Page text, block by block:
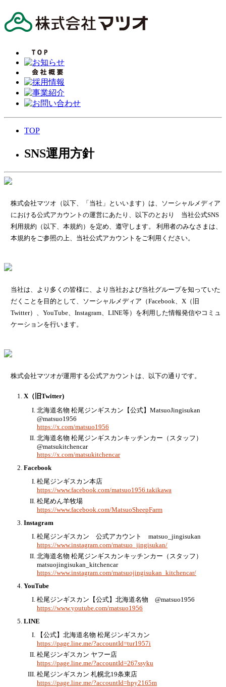
TOP
SNS運用方針
株式会社マツオ（以下、「当社」といいます）は、ソーシャルメディア
における公式アカウントの運営にあたり、以下のとおり 当社公式SNS
利用規約（以下、本規約）を定め、遵守します。 利用者のみなさまは、
本規約をご参照の上、当社公式アカウントをご利用ください。
当社は、より多くの皆様に、より当社および当社グループを知っていた
だくことを目的として、ソーシャルメディア（Facebook、X（旧
Twitter）、YouTube、Instagram、LINE等）を利用した情報発信やコミュ
ケーションを行います。
株式会社マツオが運用する公式アカウントは、以下の通りです。
X（旧Twitter)
北海道名物 松尾ジンギスカン【公式】MatsuoJingisukan
@matsuo1956
https://x.com/matsuo1956
北海道名物 松尾ジンギスカンキッチンカー（スタッフ）
@matsukitchencar
https://x.com/matsukitchencar
Facebook
松尾ジンギスカン本店
https://www.facebook.com/matsuo1956.takikawa
松尾めん羊牧場
https://www.facebook.com/MatsuoSheepFarm
Instagram
松尾ジンギスカン 公式アカウント matsuo_jingisukan
https://www.instagram.com/matsuo_jingisukan/
北海道名物 松尾ジンギスカンキッチンカー（スタッフ）
matsuojingisukan_kitchencar
https://www.instagram.com/matsuojingisukan_kitchencar/
YouTube
松尾ジンギスカン【公式】北海道名物 @matsuo1956
https://www.youtube.com/matsuo1956
LINE
【公式】北海道名物 松尾ジンギスカン
https://page.line.me/?accountId=tur1957i
松尾ジンギスカン ヤフー店
https://page.line.me/?accountId=267ssyku
松尾ジンギスカン 札幌北19条東店
https://page.line.me/?accountId=hpy2165m